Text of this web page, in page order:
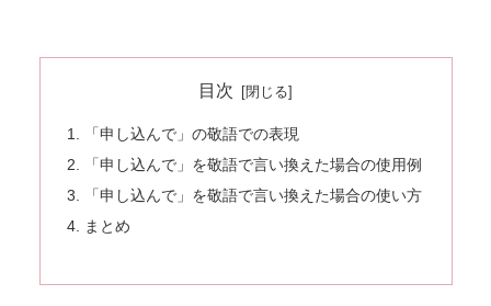
目次
「申し込んで」の敬語での表現
「申し込んで」を敬語で言い換えた場合の使用例
「申し込んで」を敬語で言い換えた場合の使い方
まとめ